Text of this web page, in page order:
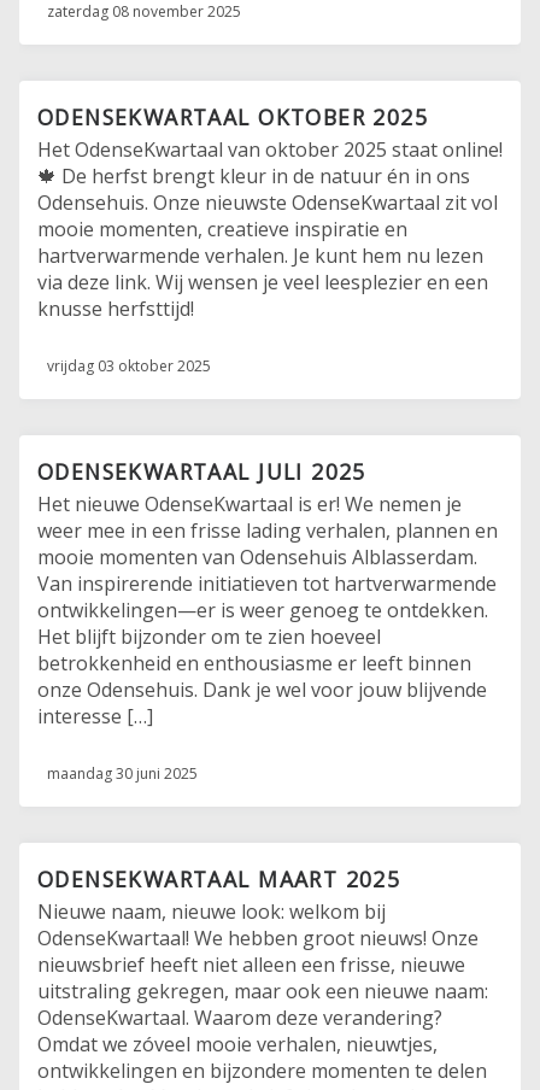
zaterdag 08 november 2025
ODENSEKWARTAAL OKTOBER 2025
Het OdenseKwartaal van oktober 2025 staat online!
🍁 De herfst brengt kleur in de natuur én in ons
Odensehuis. Onze nieuwste OdenseKwartaal zit vol
mooie momenten, creatieve inspiratie en
hartverwarmende verhalen. Je kunt hem nu lezen
via deze link. Wij wensen je veel leesplezier en een
knusse herfsttijd!
vrijdag 03 oktober 2025
ODENSEKWARTAAL JULI 2025
Het nieuwe OdenseKwartaal is er! We nemen je
weer mee in een frisse lading verhalen, plannen en
mooie momenten van Odensehuis Alblasserdam.
Van inspirerende initiatieven tot hartverwarmende
ontwikkelingen—er is weer genoeg te ontdekken.
Het blijft bijzonder om te zien hoeveel
betrokkenheid en enthousiasme er leeft binnen
onze Odensehuis. Dank je wel voor jouw blijvende
interesse […]
maandag 30 juni 2025
ODENSEKWARTAAL MAART 2025
Nieuwe naam, nieuwe look: welkom bij
OdenseKwartaal! We hebben groot nieuws! Onze
nieuwsbrief heeft niet alleen een frisse, nieuwe
uitstraling gekregen, maar ook een nieuwe naam:
OdenseKwartaal. Waarom deze verandering?
Omdat we zóveel mooie verhalen, nieuwtjes,
ontwikkelingen en bijzondere momenten te delen